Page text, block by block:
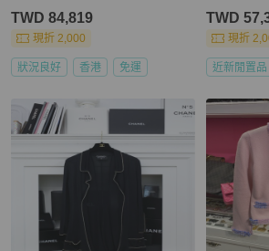
TWD 84,819
現折 2,000
狀況良好 香港 免運
TWD
現折
近新閒置品